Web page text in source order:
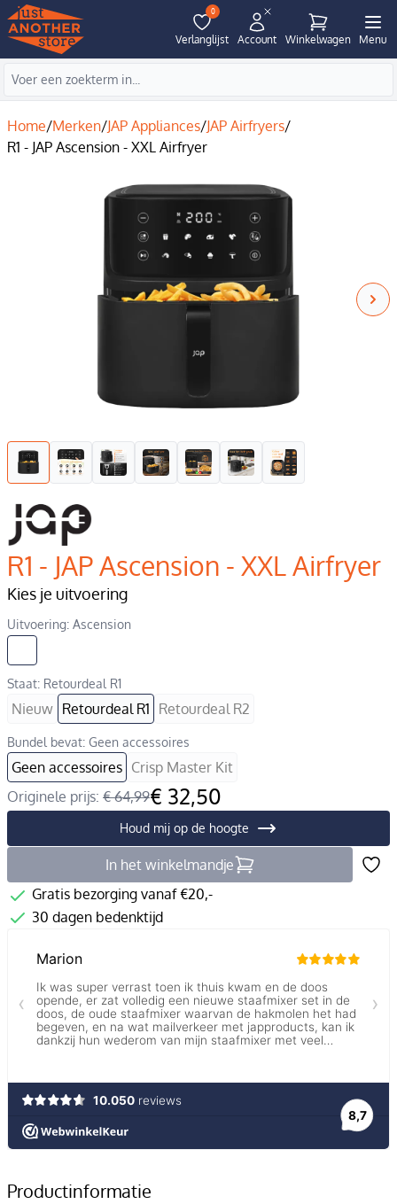
0
Verlanglijst Account Winkelwagen Menu
Home/Merken/JAP Appliances/JAP Airfryers/
R1 - JAP Ascension - XXL Airfryer
R1 - JAP Ascension - XXL Airfryer
Kies je uitvoering
Uitvoering: Ascension
Staat: Retourdeal R1
Nieuw Retourdeal R1 Retourdeal R2
Bundel bevat: Geen accessoires
Geen accessoires Crisp Master Kit
Originele prijs: € 64,99€ 32,50
Houd mij op de hoogte
In het winkelmandje
Gratis bezorging vanaf €20,-
30 dagen bedenktijd
Productinformatie